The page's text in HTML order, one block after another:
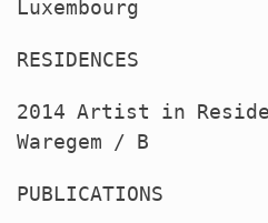
Luxembourg
RESIDENCES
2014 Artist in
Waregem / B
PUBLICATIONS